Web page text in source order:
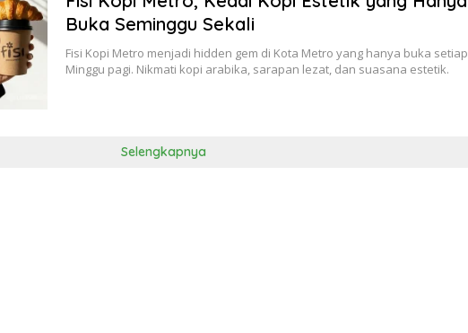
Buka Seminggu Sekali
Fisi Kopi Metro menjadi hidden gem di Kota Metro yang hanya buka setiap
Minggu pagi. Nikmati kopi arabika, sarapan lezat, dan suasana estetik.
Selengkapnya